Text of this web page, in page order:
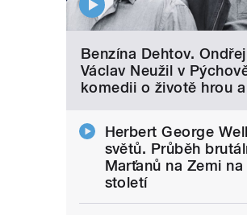
Benzína Dehtov.
Václav Neužil v
komedii o životě hrou
Herbert George
světů. Průběh
Marťanů na Zemi
století